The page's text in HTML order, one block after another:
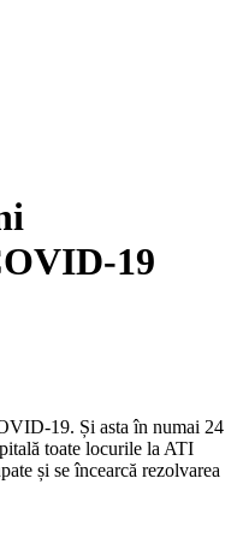
19
19. Și asta în numai 24
toate locurile la ATI
și se încearcă rezolvarea